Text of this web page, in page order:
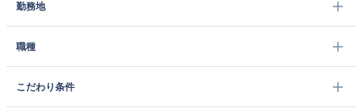
勤務地
職種
こだわり条件